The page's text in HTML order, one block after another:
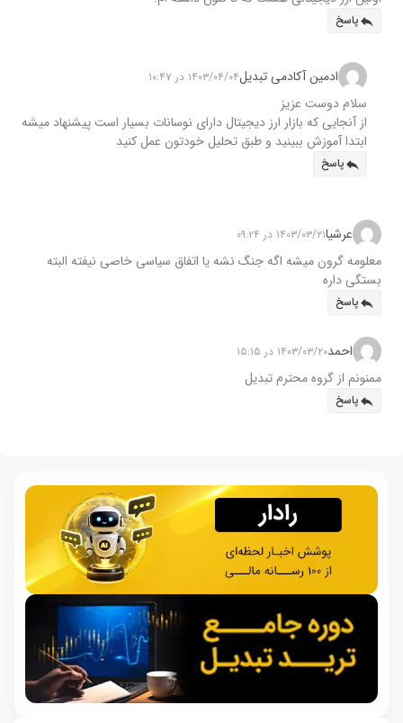
پاسخ
ادمین آکادمی تبدیل۱۴۰۳/۰۴/۰۴ در ۱۰:۴۷
سلام دوست عزیز
از آنجایی که بازار ارز دیجیتال دارای نوسانات بسیار است پیشنهاد میشه
ابتدا آموزش ببینید و طبق تحلیل خودتون عمل کنید
پاسخ
عرشیا۱۴۰۳/۰۳/۲۱ در ۰۹:۲۴
معلومه گرون میشه اگه جنگ نشه یا اتفاق سیاسی خاصی نیفته البته
بستگی داره
پاسخ
احمد۱۴۰۳/۰۳/۲۰ در ۱۵:۱۵
ممنونم از گروه محترم تبدیل
پاسخ